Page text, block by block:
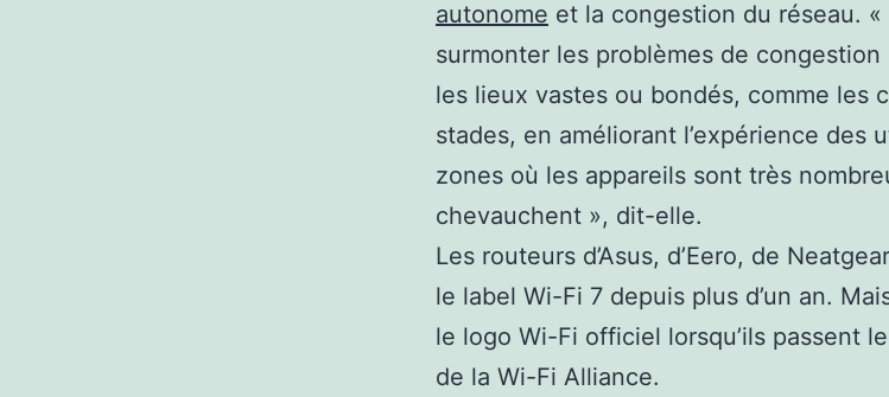
autonome et la congestion du réseau. «
surmonter les problèmes de
les lieux vastes ou bondés, comme les
stades, en améliorant l’expérience des
zones où les appareils sont très
chevauchent », dit-elle.
Les routeurs d’Asus, d’Eero, de
le label Wi-Fi 7 depuis plus d’un an.
le logo Wi-Fi officiel lorsqu’ils passent
de la Wi-Fi Alliance.